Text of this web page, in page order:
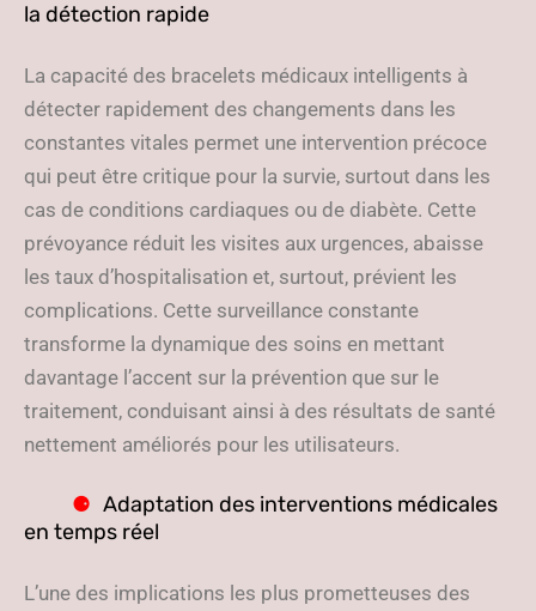
la détection rapide
La capacité des bracelets médicaux intelligents à
détecter rapidement des changements dans les
constantes vitales permet une intervention précoce
qui peut être critique pour la survie, surtout dans les
cas de conditions cardiaques ou de diabète. Cette
prévoyance réduit les visites aux urgences, abaisse
les taux d’hospitalisation et, surtout, prévient les
complications. Cette surveillance constante
transforme la dynamique des soins en mettant
davantage l’accent sur la prévention que sur le
traitement, conduisant ainsi à des résultats de santé
nettement améliorés pour les utilisateurs.
Adaptation des interventions médicales
en temps réel
L’une des implications les plus prometteuses des